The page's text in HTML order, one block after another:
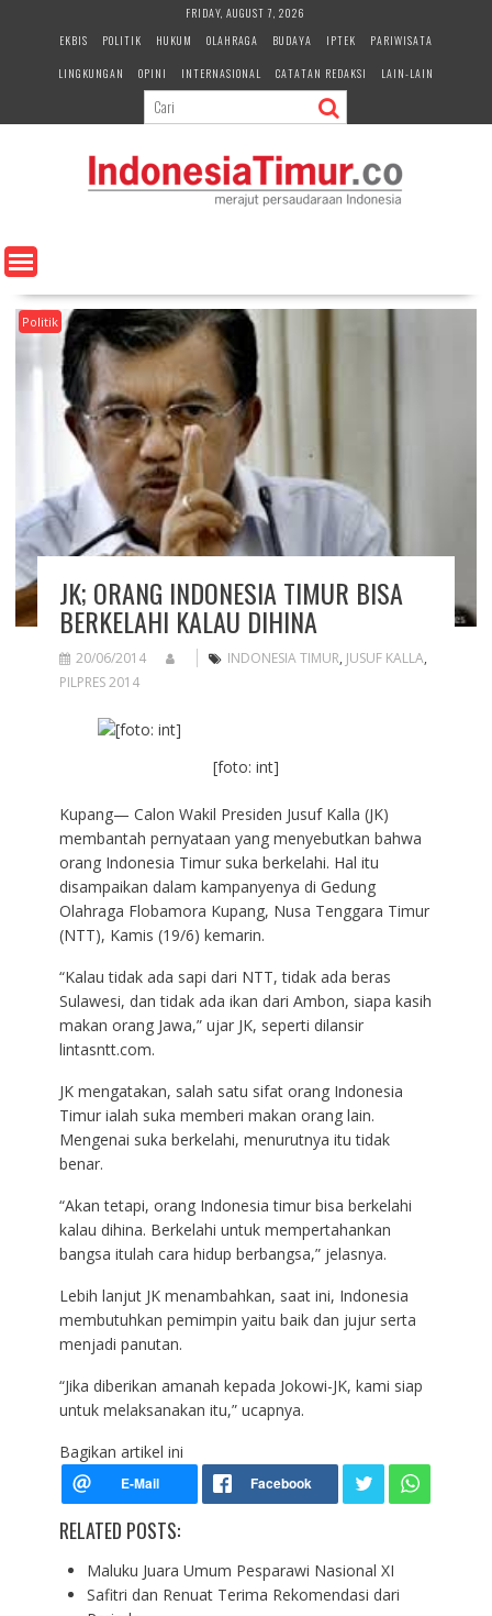
e
n
FRIDAY, AUGUST 7, 2026
EKBIS
POLITIK HUKUM OLAHRAGA BUDAYA IPTEK
PARIWISATA
LINGKUNGAN
OPINI INTERNASIONAL CATATAN REDAKSI LAIN-LAIN
Politik
JK; ORANG INDONESIA TIMUR BISA
BERKELAHI KALAU DIHINA
20/06/2014 INDONESIA TIMUR, JUSUF KALLA,
PILPRES 2014
[foto: int]
Kupang— Calon Wakil Presiden Jusuf Kalla (JK)
membantah pernyataan yang menyebutkan bahwa
orang Indonesia Timur suka berkelahi. Hal itu
disampaikan dalam kampanyenya di Gedung
Olahraga Flobamora Kupang, Nusa Tenggara Timur
(NTT), Kamis (19/6) kemarin.
“Kalau tidak ada sapi dari NTT, tidak ada beras
Sulawesi, dan tidak ada ikan dari Ambon, siapa kasih
makan orang Jawa,” ujar JK, seperti dilansir
lintasntt.com.
JK mengatakan, salah satu sifat orang Indonesia
Timur ialah suka memberi makan orang lain.
Mengenai suka berkelahi, menurutnya itu tidak
benar.
“Akan tetapi, orang Indonesia timur bisa berkelahi
kalau dihina. Berkelahi untuk mempertahankan
bangsa itulah cara hidup berbangsa,” jelasnya.
Lebih lanjut JK menambahkan, saat ini, Indonesia
membutuhkan pemimpin yaitu baik dan jujur serta
menjadi panutan.
“Jika diberikan amanah kepada Jokowi-JK, kami siap
untuk melaksanakan itu,” ucapnya.
Bagikan artikel ini
RELATED POSTS:
Maluku Juara Umum Pesparawi Nasional XI
Safitri dan Renuat Terima Rekomendasi dari